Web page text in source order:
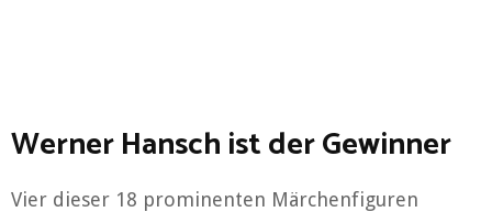
Werner Hansch ist der Gewinner
Vier dieser 18 prominenten Märchenfiguren